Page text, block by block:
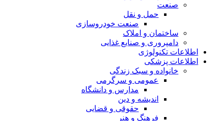
صنعت
حمل و نقل
صنعت خودروسازی
ساختمان و املاک
دامپروری و صنایع غذایی
اطلاعات تکنولوژی
اطلاعات پزشکی
خانواده و سبک زندگی
عمومی و سرگرمی
مدارس و دانشگاه
اندیشه و دین
حقوقی و قضایی
فرهنگ و هنر